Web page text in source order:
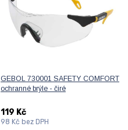
GEBOL 730001 SAFETY COMFORT
ochranné brýle - čiré
119 Kč
98 Kč bez DPH